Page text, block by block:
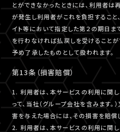
とができなかったときには、利用者
が発生し利用者がこれを負担すること
イト等において指定した第２の期日
を行わなければ払戻しを受けることが
予め了承したものとして扱われます。
第13条（損害賠償）
1. 利用者は、本サービスの利用に関
って、当社（グループ会社を含みます
害を与えた場合には、その損害を賠償
2. 利用者は、本サービスの利用に関